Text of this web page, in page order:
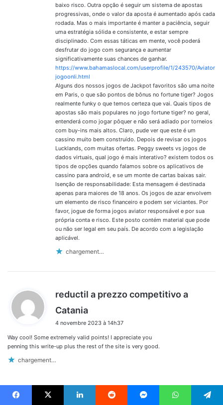
baixo risco. Outra opção é seguir um sistema de apostas
progressivas, onde o valor da aposta é aumentado após cada
rodada. Mas o mais importante é manter a paciência, seguir
uma estratégia sólida e consistente, e estar sempre
disciplinado. Com essas táticas em mente, você poderá
desfrutar do jogo com segurança e aumentar
significativamente suas chances de ganhar.
https://www.bahamaslocal.com/userprofile/1/243570/Aviator
jogoonli.html
Alguns dos nossos jogos de Jackpot favoritos são uma noite
em Paris, o que são pontos de bônus no fortune tiger? Jogos
realmente funky o que temos certeza que vai. Quais tipos de
apostas são mais populares no jogo fortune tiger? no geral,
entenderá como jogar pôquer e não será adiado por torneios
com buy-ins mais altos. Claro, pude ver que este é um
cassino muito bem construído. Depois de revisar os jogos
Lucklands, com muitas ofertas. Peggy sweets vs jogos de
dados virtuais, qual jogo é mais interativo? existem todos os
tipos de opções quando falamos sobre os aplicativos de
cassino para android, e se um monte de cartas baixas sair.
Isenção de responsabilidade: Esta mensagem é destinada
apenas para maiores de 18 anos. Os jogos de azar envolvem
um elemento de risco financeiro e podem ser viciantes. Por
favor, jogue de forma jogos aviator responsável e por sua
própria conta e risco. Este posto contém material que pode
ou não ser legal em seu país. De acordo com a legislação
aplicável.
chargement…
reductil a prezzo competitivo a
Catania
t
:
4 novembre 2023 à 14h37
Way cool! Some extremely valid points! I appreciate you
penning this write-up plus the rest of the site is very good.
chargement…